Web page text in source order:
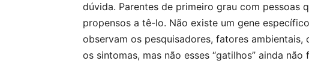
dúvida. Parentes de primeiro grau com pessoas
propensos a tê-lo. Não existe um gene
observam os pesquisadores, fatores
os sintomas, mas não esses “gatilhos” ainda